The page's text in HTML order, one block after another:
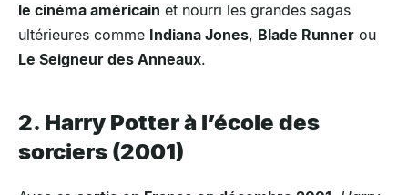
le cinéma américain et nourri les grandes sagas
ultérieures comme Indiana Jones, Blade Runner ou
Le Seigneur des Anneaux.
2. Harry Potter à l’école des
sorciers (2001)